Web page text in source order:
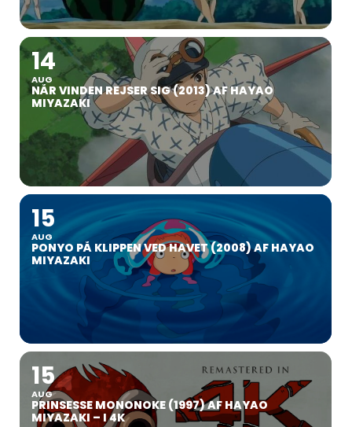
14
AUG
NÅR VINDEN REJSER SIG (2013) AF HAYAO
MIYAZAKI
15
AUG
PONYO PÅ KLIPPEN VED HAVET (2008) AF HAYAO
MIYAZAKI
15
AUG
PRINSESSE MONONOKE (1997) AF HAYAO
MIYAZAKI – I 4K